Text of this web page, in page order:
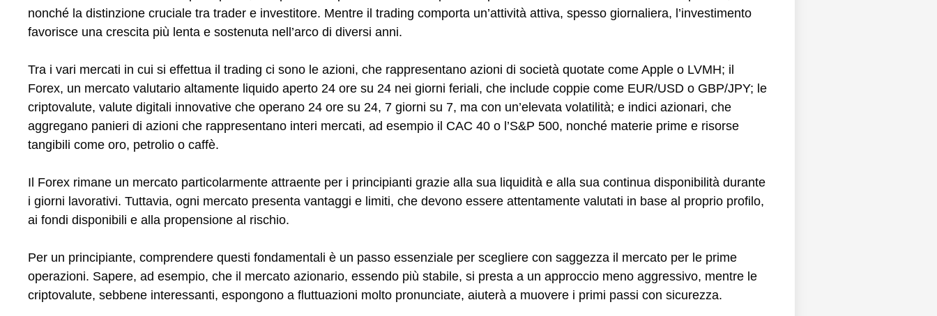
nonché la distinzione cruciale tra trader e investitore. Mentre il trading comporta un’attività attiva, spesso giornaliera, l’investimento
favorisce una crescita più lenta e sostenuta nell’arco di diversi anni.
Tra i vari mercati in cui si effettua il trading ci sono le azioni, che rappresentano azioni di società quotate come Apple o LVMH; il
Forex, un mercato valutario altamente liquido aperto 24 ore su 24 nei giorni feriali, che include coppie come EUR/USD o GBP/JPY; le
criptovalute, valute digitali innovative che operano 24 ore su 24, 7 giorni su 7, ma con un’elevata volatilità; e indici azionari, che
aggregano panieri di azioni che rappresentano interi mercati, ad esempio il CAC 40 o l’S&P 500, nonché materie prime e risorse
tangibili come oro, petrolio o caffè.
Il Forex rimane un mercato particolarmente attraente per i principianti grazie alla sua liquidità e alla sua continua disponibilità durante
i giorni lavorativi. Tuttavia, ogni mercato presenta vantaggi e limiti, che devono essere attentamente valutati in base al proprio profilo,
ai fondi disponibili e alla propensione al rischio.
Per un principiante, comprendere questi fondamentali è un passo essenziale per scegliere con saggezza il mercato per le prime
operazioni. Sapere, ad esempio, che il mercato azionario, essendo più stabile, si presta a un approccio meno aggressivo, mentre le
criptovalute, sebbene interessanti, espongono a fluttuazioni molto pronunciate, aiuterà a muovere i primi passi con sicurezza.